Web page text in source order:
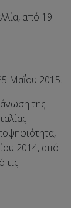
από 19-
Μαḯου 2015.
της
2014, από
τις